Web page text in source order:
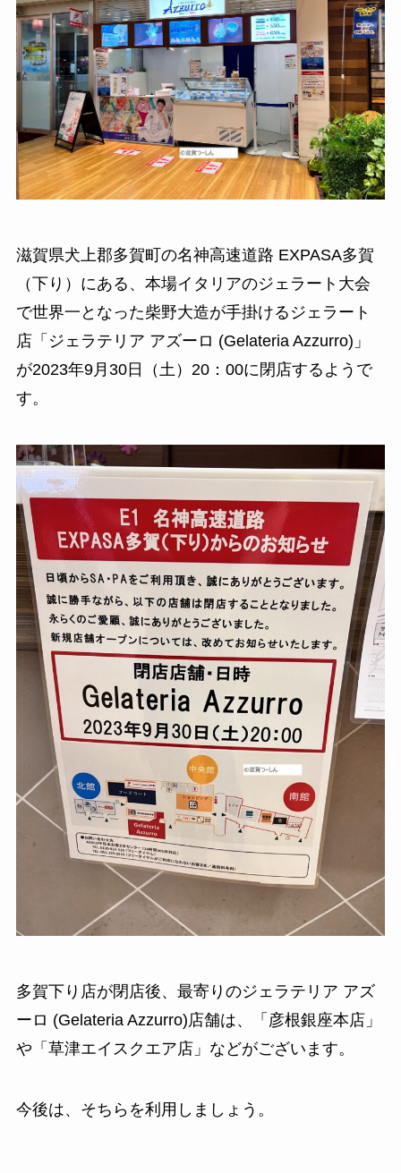
滋賀県犬上郡多賀町の名神高速道路 EXPASA多賀
（下り）にある、本場イタリアのジェラート大会
で世界一となった柴野大造が手掛けるジェラート
店「ジェラテリア アズーロ (Gelateria Azzurro)」
が2023年9月30日（土）20：00に閉店するようで
す。
多賀下り店が閉店後、最寄りのジェラテリア アズ
ーロ (Gelateria Azzurro)店舗は、「彦根銀座本店」
や「草津エイスクエア店」などがございます。
今後は、そちらを利用しましょう。